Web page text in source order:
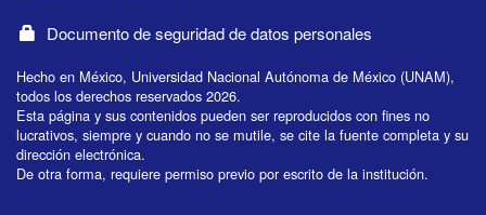
Documento de seguridad de datos personales
Hecho en México, Universidad Nacional Autónoma de México (UNAM),
todos los derechos reservados 2026.
Esta página y sus contenidos pueden ser reproducidos con fines no
lucrativos, siempre y cuando no se mutile, se cite la fuente completa y su
dirección electrónica.
De otra forma, requiere permiso previo por escrito de la institución.